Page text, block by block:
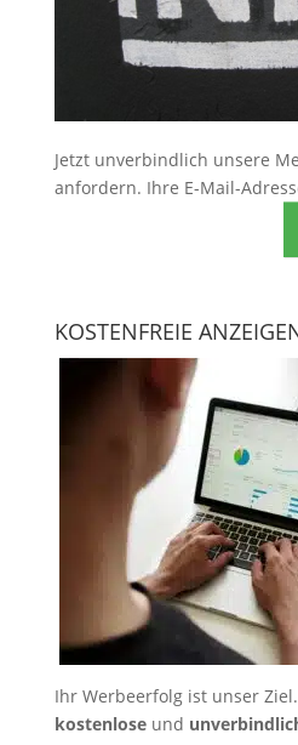
Jetzt unverbindlich unsere
anfordern. Ihre E-Mail-
KOSTENFREIE
Ihr Werbeerfolg ist unser
kostenloseund